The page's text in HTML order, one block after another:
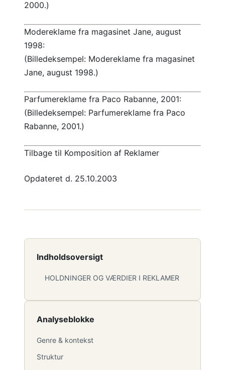
Indholdsoversigt
HOLDNINGER OG VÆRDIER I REKLAMER
Analyseblokke
Genre & kontekst
Struktur
2000.)
Modereklame fra magasinet Jane, august
1998:
(Billedeksempel: Modereklame fra magasinet
Jane, august 1998.)
Parfumereklame fra Paco Rabanne, 2001:
(Billedeksempel: Parfumereklame fra Paco
Rabanne, 2001.)
Tilbage til Komposition af Reklamer
Opdateret d. 25.10.2003